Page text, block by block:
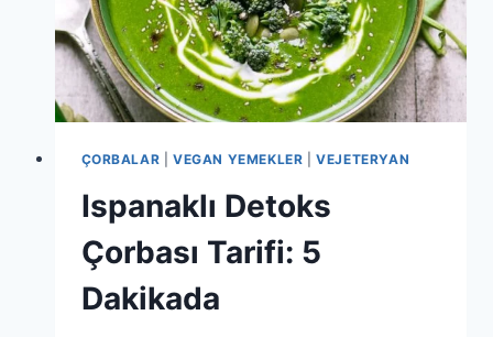
ÇORBALAR |VEGAN YEMEKLER |VEJETERYAN
Ispanaklı Detoks
Çorbası Tarifi: 5
Dakikada